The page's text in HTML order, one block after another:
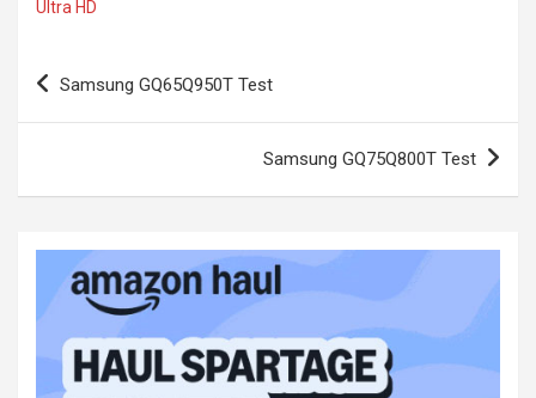
Ultra HD
Beitragsnavigation
Samsung GQ65Q950T Test
Samsung GQ75Q800T Test